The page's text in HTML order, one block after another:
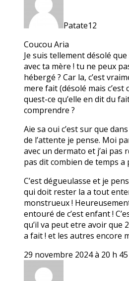
Patate12
Coucou Aria
Je suis tellement désolé
avec ta mère ! tu ne peux
hébergé ? Car la, c’est
mere fait (désolé mais c’est
quest-ce qu’elle en dit du
comprendre ?
Aie sa oui c’est sur que
de l’attente je pense. Moi
avec un dermato et j’ai pas
pas dit combien de temps a
C’est dégueulasse et je
qui doit rester la a tout
monstrueux !
entouré de c’est enfant !
qu’il va peut etre avoir que
a fait ! et les autres encore
29 novembre 2024 à 20 h